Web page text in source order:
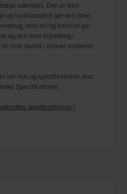
udendørs. Den er ikke
og funktionalitet gør den ideel
hvor stil og komfort går
og den rene linjeføring i
nem favorit i enhver moderne
om mål og specifikationer, kan
Specifikationer.
udendørs spisebordsstole /